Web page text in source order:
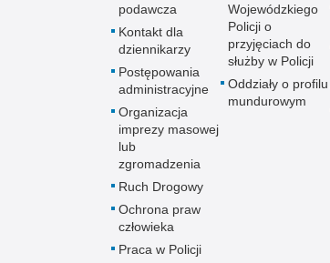
podawcza
Kontakt dla
dziennikarzy
Postępowania
administracyjne
Organizacja
imprezy masowej
lub
zgromadzenia
Ruch Drogowy
Ochrona praw
człowieka
Praca w Policji
Wojewódzkiego
Policji o
przyjęciach do
służby w Policji
Oddziały o profilu
mundurowym